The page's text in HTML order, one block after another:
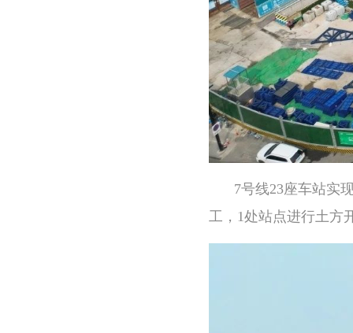
7号线23座车站实
工，1处站点进行土方